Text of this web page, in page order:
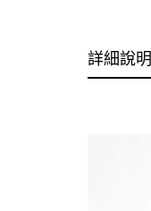
詳細說明